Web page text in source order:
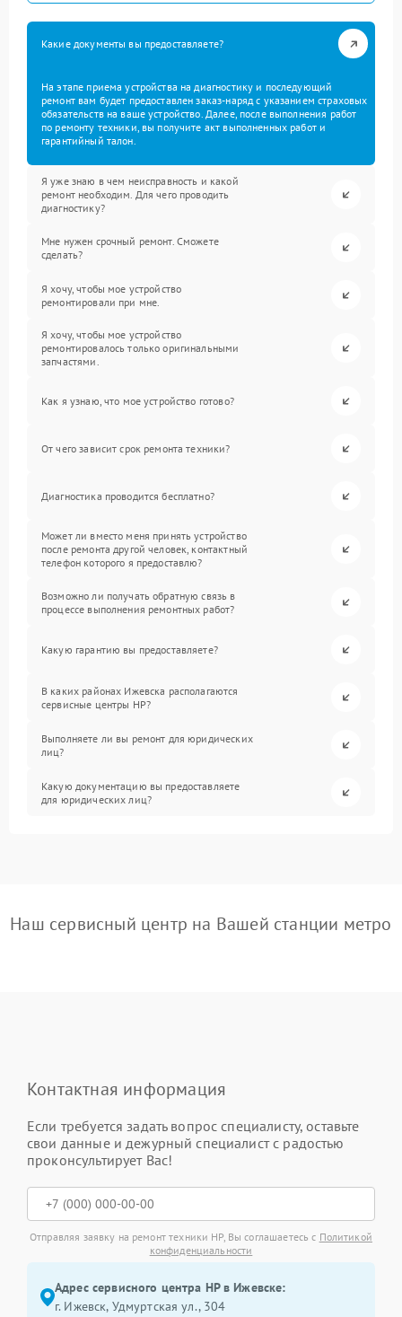
Какие документы вы предоставляете?
На этапе приема устройства на диагностику и последующий
ремонт вам будет предоставлен заказ-наряд с указанием страховых
обязательств на ваше устройство. Далее, после выполнения работ
по ремонту техники, вы получите акт выполненных работ и
гарантийный талон.
Я уже знаю в чем неисправность и какой
ремонт необходим. Для чего проводить
диагностику?
Мне нужен срочный ремонт. Сможете
сделать?
Я хочу, чтобы мое устройство
ремонтировали при мне.
Я хочу, чтобы мое устройство
ремонтировалось только оригинальными
запчастями.
Как я узнаю, что мое устройство готово?
От чего зависит срок ремонта техники?
Диагностика проводится бесплатно?
Может ли вместо меня принять устройство
после ремонта другой человек, контактный
телефон которого я предоставлю?
Возможно ли получать обратную связь в
процессе выполнения ремонтных работ?
Какую гарантию вы предоставляете?
В каких районах Ижевска располагаются
сервисные центры HP?
Выполняете ли вы ремонт для юридических
лиц?
Какую документацию вы предоставляете
для юридических лиц?
Наш сервисный центр на Вашей станции метро
Контактная информация
Если требуется задать вопрос специалисту, оставьте
свои данные и дежурный специалист с радостью
проконсультирует Вас!
Отправляя заявку на ремонт техники HP, Вы соглашаетесь с Политикой
конфиденциальности
Адрес сервисного центра HP в Ижевске:
г. Ижевск, Удмуртская ул., 304